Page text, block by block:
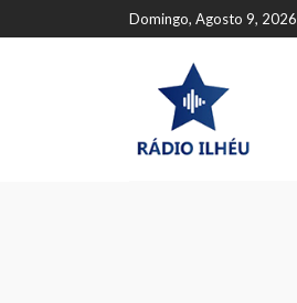
Domingo, Agosto 9, 2026